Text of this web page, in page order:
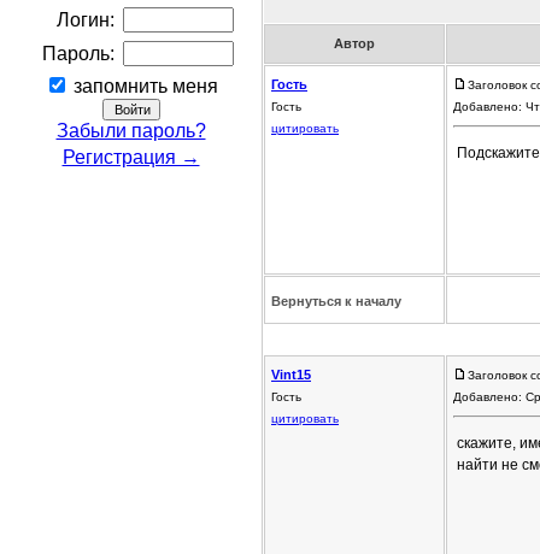
Логин:
Пароль:
запомнить меня
Забыли пароль?
Регистрация →
Автор
Гость
Гость
цитировать
Заголовок
Добавлено:
Вернуться к началу
Vint15
Гость
цитировать
Заголовок
Добавлено:
скажите,
найти не